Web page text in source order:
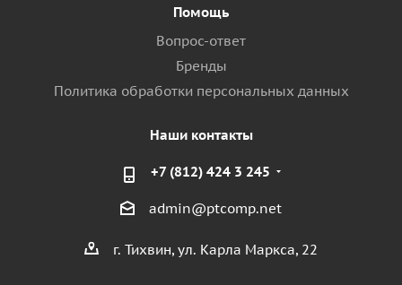
Помощь
Вопрос-ответ
Бренды
Политика обработки персональных данных
Наши контакты
+7 (812) 424 3 245
admin@ptcomp.net
г. Тихвин, ул. Карла Маркса, 22